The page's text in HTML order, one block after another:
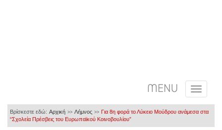
MENU
Βρίσκεστε εδώ: Αρχική >> Λήμνος >> Για 8η φορά το Λύκειο Μούδρου ανάμεσα στα
“Σχολεία Πρέσβεις του Ευρωπαϊκού Κοινοβουλίου”